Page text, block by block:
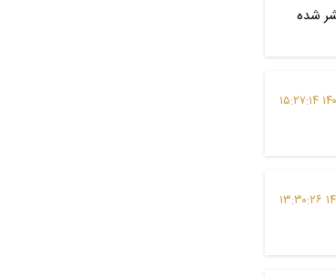
منتشر شده